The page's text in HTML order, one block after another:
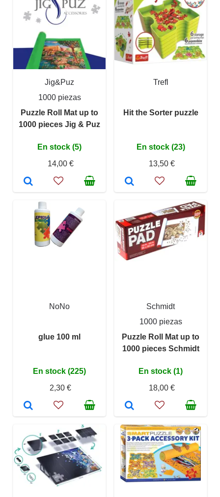
Jig&Puz
1000 piezas
Puzzle Roll Mat up to
1000 pieces Jig & Puz
En stock (5)
14,00 €
Trefl
Hit the Sorter puzzle
En stock (23)
13,50 €
NoNo
glue 100 ml
En stock (225)
2,30 €
Schmidt
1000 piezas
Puzzle Roll Mat up to
1000 pieces Schmidt
En stock (1)
18,00 €